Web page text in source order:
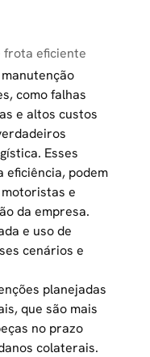
frota eficiente
como falhas
e altos custos
Esses
eficiência, podem
e
da empresa.
e uso de
cenários e
planejadas
que são mais
no prazo
colaterais.